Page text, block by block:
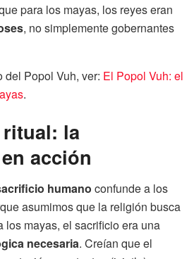
para los mayas, los reyes eran
, no simplemente gobernantes
del Popol Vuh, ver: El Popol Vuh: el
.
la
acción
humano confunde a los
asumimos que la religión busca
los mayas, el sacrificio era una
necesaria. Creían que el